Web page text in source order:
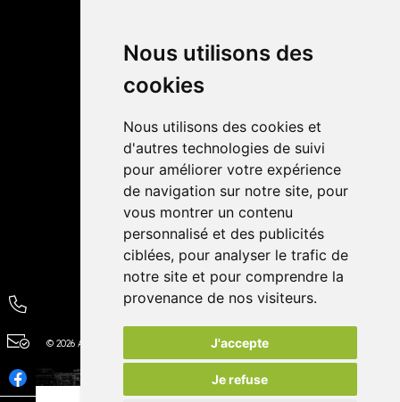
Nous utilisons des
cookies
Nous utilisons des cookies et
d'autres technologies de suivi
pour améliorer votre expérience
de navigation sur notre site, pour
vous montrer un contenu
personnalisé et des publicités
ciblées, pour analyser le trafic de
notre site et pour comprendre la
provenance de nos visiteurs.
J'accepte
Je refuse
Livraisons
4,4 / 5 65 avis
© 2026 Autour de la Pharmacie Tous droits réservés